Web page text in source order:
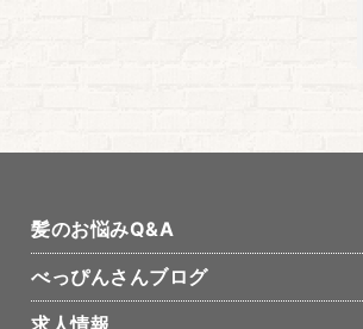
髪のお悩みQ&A
べっぴんさんブログ